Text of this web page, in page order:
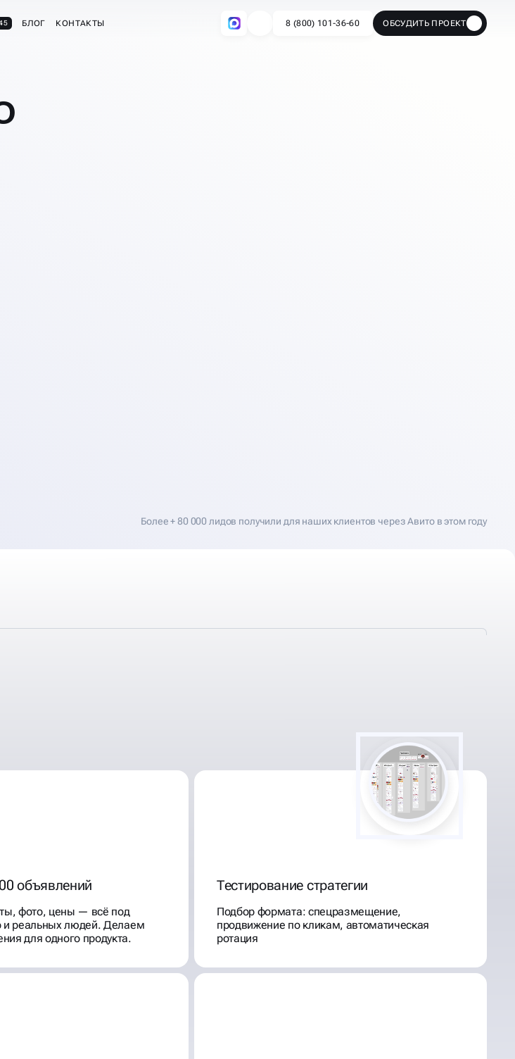
БЛОГ КОНТАКТЫ 8 (800) 101-36-60 ОБСУДИТЬ ПРОЕКТ
Более + 80 000 лидов получили для наших клиентов через Авито в этом году
объявлений
фото, цены — всё под
и реальных людей. Делаем
для одного продукта.
Тестирование стратегии
Подбор формата: спецразмещение,
продвижение по кликам, автоматическая
ротация